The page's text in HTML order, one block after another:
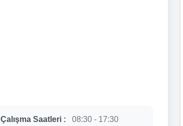
Çalışma Saatleri : 08:30 - 17:30